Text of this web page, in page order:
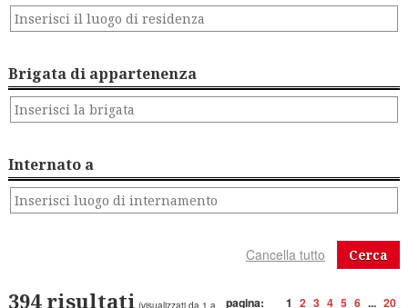
Brigata di appartenenza
Internato a
Cerca
pagina: 1 2 3 4 5 6 ... 20
394 risultati (visualizzati da 1 a